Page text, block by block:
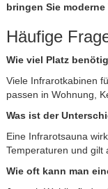
bringen Sie
Häufige
Wie viel Platz
Viele Infrarotkabinen
passen in Wohnung,
Was ist der
Eine Infrarotsauna
Temperaturen und gilt
Wie oft kann man